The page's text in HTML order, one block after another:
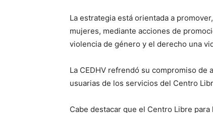
La estrategia está orientada a
mujeres, mediante acciones de
violencia de género y el derecho una
La CEDHV refrendó su compromiso
usuarias de los servicios del Centro
Cabe destacar que el Centro Libre